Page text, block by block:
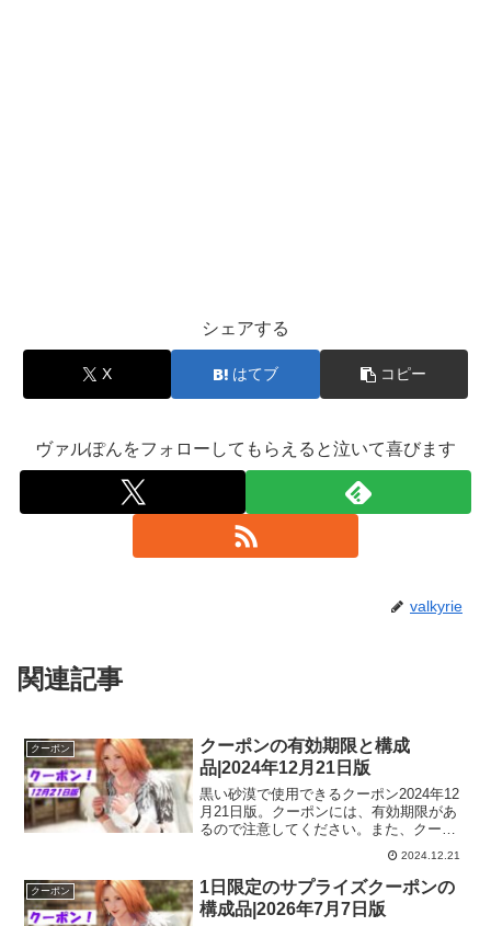
シェアする
X はてブ コピー
ヴァルぽんをフォローしてもらえると泣いて喜びます
valkyrie
関連記事
クーポン
クーポンの有効期限と構成
品|2024年12月21日版
黒い砂漠で使用できるクーポン2024年12
月21日版。クーポンには、有効期限があ
るので注意してください。また、クーポ
ンを使用しても、ゲーム内に届いてから
も期限のあるものがあるので、ゲーム内
に届いたら期限も確認しておくといいで
すよー。
2024.12.21
クーポン
1日限定のサプライズクーポンの
構成品|2026年7月7日版